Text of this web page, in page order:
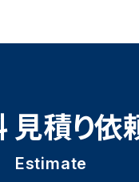
見積り依
Estimate